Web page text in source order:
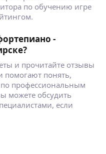
по обучению игре
-
и прочитайте отзывы
понять,
профессиональным
можете обсудить
если